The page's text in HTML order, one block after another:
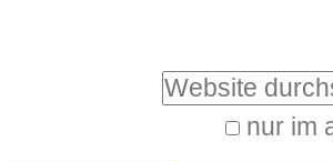
Website durchsuchen
nur im